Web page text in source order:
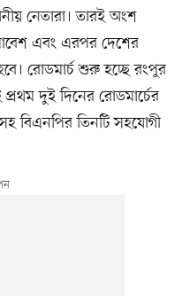
নেতারা। তারই অংশ
এবং এরপর দেশের
হবে। রোডমার্চ শুরু হচ্ছে রংপুর
দুই দিনের রোডমার্চের
বিএনপির তিনটি সহযোগী